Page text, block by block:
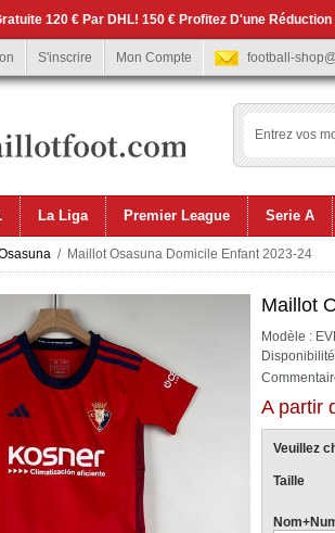
120 € Par DHL! 150 € Profitez D'une
S'inscrire Mon Compte football-
La Liga Premier League Serie A
/ Maillot Osasuna Domicile Enfant 2023-24
Maillot
Modèle :
A partir
Veuillez
Taille